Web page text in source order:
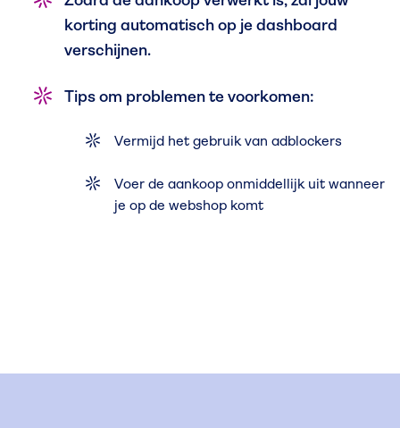
korting automatisch op je dashboard
verschijnen.
Tips om problemen te voorkomen:
Vermijd het gebruik van adblockers
Voer de aankoop onmiddellijk uit wanneer
je op de webshop komt